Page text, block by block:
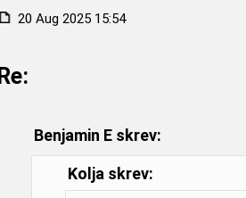
20 Aug 2025 15:54
Re:
Benjamin E skrev:
Kolja skrev: